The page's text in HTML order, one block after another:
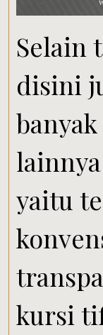
Selain
disini
yaitu
kursi